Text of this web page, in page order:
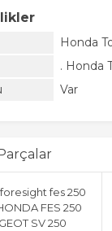
Honda
. Honda
Var
fes 250
FES 250
SV 250